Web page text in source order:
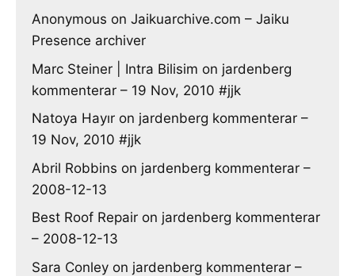
Anonymous on Jaikuarchive.com – Jaiku
Presence archiver
Marc Steiner | Intra Bilisim on jardenberg
kommenterar – 19 Nov, 2010 #jjk
Natoya Hayır on jardenberg kommenterar –
19 Nov, 2010 #jjk
Abril Robbins on jardenberg kommenterar –
2008-12-13
Best Roof Repair on jardenberg kommenterar
– 2008-12-13
Sara Conley on jardenberg kommenterar –